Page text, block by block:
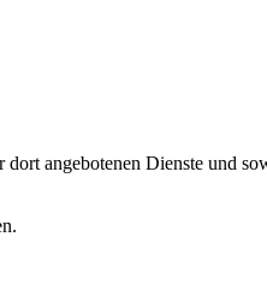
angebotenen Dienste und